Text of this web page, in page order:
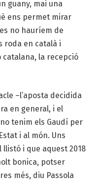
guany, mai una
ens permet mirar
no hauríem de
roda en català i
catalana, la recepció
–l’aposta decidida
en general, i el
tenim els Gaudí per
i al món. Uns
llistó i que aquest 2018
bonica, potser
més, diu Passola